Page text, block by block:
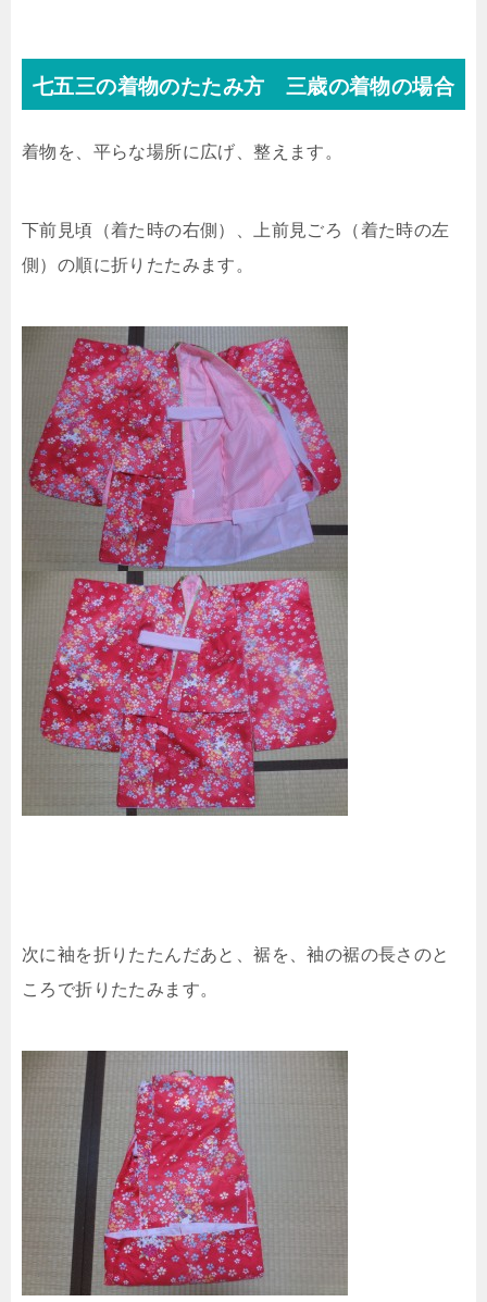
七五三の着物のたたみ方 三歳の着物の場合
着物を、平らな場所に広げ、整えます。
下前見頃（着た時の右側）、上前見ごろ（着た時の左
側）の順に折りたたみます。
次に袖を折りたたんだあと、裾を、袖の裾の長さのと
ころで折りたたみます。